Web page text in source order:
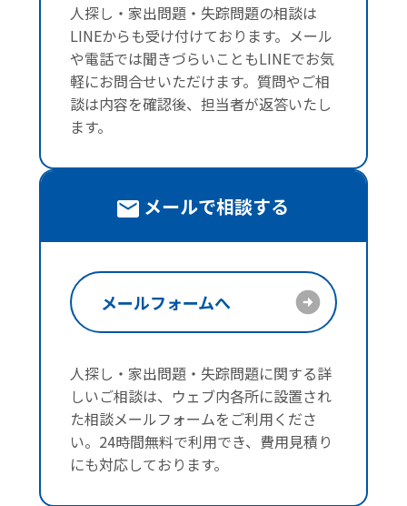
人探し・家出問題・失踪問題の相談は
LINEからも受け付けております。メール
や電話では聞きづらいこともLINEでお気
軽にお問合せいただけます。質問やご相
談は内容を確認後、担当者が返答いたし
ます。
メールで相談する
メールフォームへ
人探し・家出問題・失踪問題に関する詳
しいご相談は、ウェブ内各所に設置され
た相談メールフォームをご利用くださ
い。24時間無料で利用でき、費用見積り
にも対応しております。